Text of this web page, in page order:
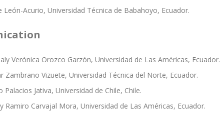
León-Acurio, Universidad Técnica de Babahoyo, Ecuador.
Verónica Orozco Garzón, Universidad de Las Américas, Ecuador.
Zambrano Vizuete, Universidad Técnica del Norte, Ecuador.
Palacios Jativa, Universidad de Chile, Chile.
Ramiro Carvajal Mora, Universidad de Las Américas, Ecuador.